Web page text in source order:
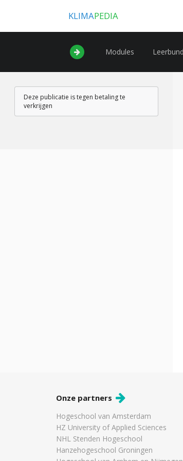
KLIMAPEDIA
Modules
Deze publicatie is tegen betaling te
verkrijgen
Onze partners
Hogeschool van Amsterdam
HZ University of Applied Sciences
NHL Stenden Hogeschool
Hanzehogeschool Groningen